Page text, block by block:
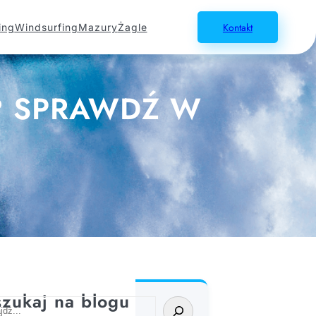
WindsurfingMazuryŻagle Kontakt
SPRAWDŹ W
na blogu